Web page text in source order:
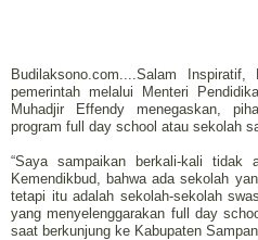
Budilaksono.com....Salam
pemerintah melalui Menteri
Muhadjir Effendy menegaskan,
program full day school atau sekolah
“Saya sampaikan berkali-kali
Kemendikbud, bahwa ada sekolah
tetapi itu adalah sekolah-sekolah
yang menyelenggarakan full day
saat berkunjung ke Kabupaten